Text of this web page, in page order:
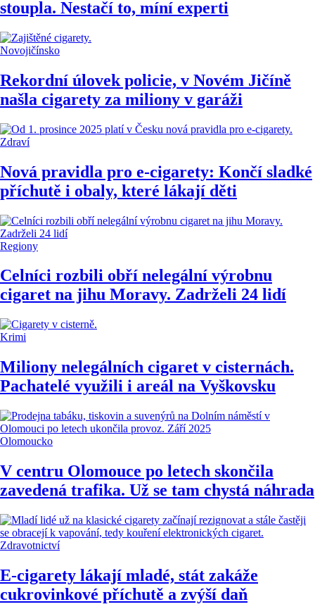
stoupla. Nestačí to, míní experti
Novojičínsko
Rekordní úlovek policie, v Novém Jičíně
našla cigarety za miliony v garáži
Zdraví
Nová pravidla pro e-cigarety: Končí sladké
příchutě i obaly, které lákají děti
Regiony
Celníci rozbili obří nelegální výrobnu
cigaret na jihu Moravy. Zadrželi 24 lidí
Krimi
Miliony nelegálních cigaret v cisternách.
Pachatelé využili i areál na Vyškovsku
Olomoucko
V centru Olomouce po letech skončila
zavedená trafika. Už se tam chystá náhrada
Zdravotnictví
E-cigarety lákají mladé, stát zakáže
cukrovinkové příchutě a zvýší daň